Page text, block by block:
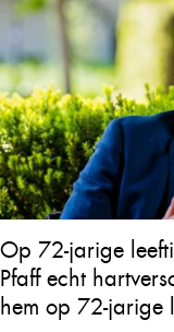
Op 72-jarige
Pfaff echt
hem op 72-jarige